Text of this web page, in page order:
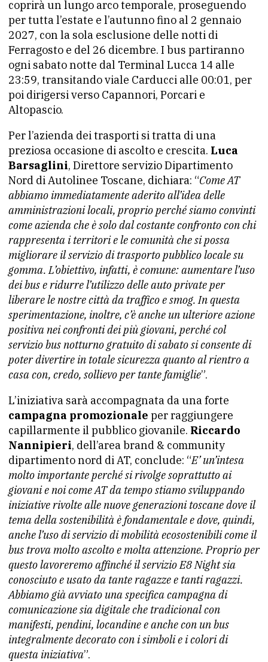
coprirà un lungo arco temporale, proseguendo
per tutta l’estate e l’autunno fino al 2 gennaio
2027, con la sola esclusione delle notti di
Ferragosto e del 26 dicembre. I bus partiranno
ogni sabato notte dal Terminal Lucca 14 alle
23:59, transitando viale Carducci alle 00:01, per
poi dirigersi verso Capannori, Porcari e
Altopascio.
Per l’azienda dei trasporti si tratta di una
preziosa occasione di ascolto e crescita. Luca
Barsaglini, Direttore servizio Dipartimento
Nord di Autolinee Toscane, dichiara: “Come AT
abbiamo immediatamente aderito all’idea delle
amministrazioni locali, proprio perché siamo convinti
come azienda che è solo dal costante confronto con chi
rappresenta i territori e le comunità che si possa
migliorare il servizio di trasporto pubblico locale su
gomma. L’obiettivo, infatti, è comune: aumentare l’uso
dei bus e ridurre l’utilizzo delle auto private per
liberare le nostre città da traffico e smog. In questa
sperimentazione, inoltre, c’è anche un ulteriore azione
positiva nei confronti dei più giovani, perché col
servizio bus notturno gratuito di sabato si consente di
poter divertire in totale sicurezza quanto al rientro a
casa con, credo, sollievo per tante famiglie”.
L’iniziativa sarà accompagnata da una forte
campagna promozionale per raggiungere
capillarmente il pubblico giovanile. Riccardo
Nannipieri, dell’area brand & community
dipartimento nord di AT, conclude: “E’ un’intesa
molto importante perché si rivolge soprattutto ai
giovani e noi come AT da tempo stiamo sviluppando
iniziative rivolte alle nuove generazioni toscane dove il
tema della sostenibilità è fondamentale e dove, quindi,
anche l’uso di servizio di mobilità ecosostenibili come il
bus trova molto ascolto e molta attenzione. Proprio per
questo lavoreremo affinché il servizio E8 Night sia
conosciuto e usato da tante ragazze e tanti ragazzi.
Abbiamo già avviato una specifica campagna di
comunicazione sia digitale che tradicional con
manifesti, pendini, locandine e anche con un bus
integralmente decorato con i simboli e i colori di
questa iniziativa”.